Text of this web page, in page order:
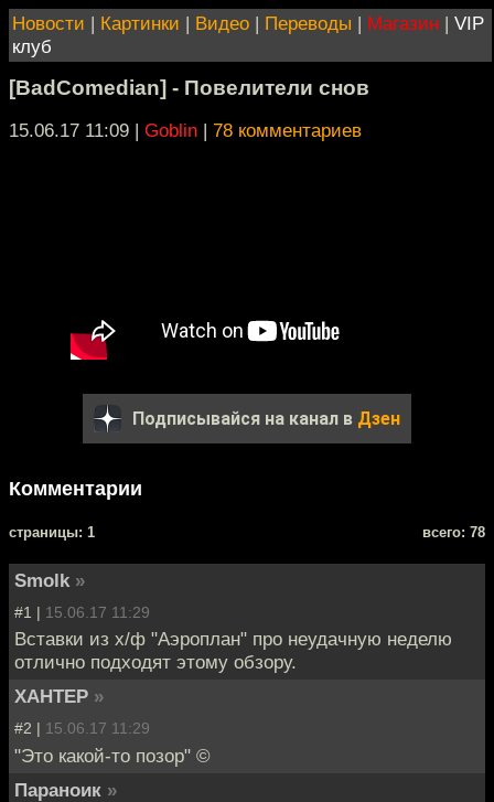
Новости | Картинки | Видео | Переводы | Магазин | VIP
клуб
[BadComedian] - Повелители снов
15.06.17 11:09 | Goblin | 78 комментариев
Подписывайся на канал в Дзен
Комментарии
cтраницы: 1 всего: 78
Smolk »
#1 | 15.06.17 11:29
Вставки из х/ф "Аэроплан" про неудачную неделю
отлично подходят этому обзору.
XAHTEP »
#2 | 15.06.17 11:29
"Это какой-то позор" ©
Параноик »